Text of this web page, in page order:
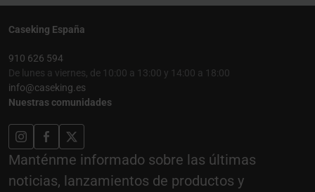
Caseking España
910 626 594
De lunes a viernes, de 10:00 a 13:00 y 14:00 a 18:00
info@caseking.es
Nuestras comunidades
Manténme informado sobre las últimas
noticias, lanzamientos de productos y